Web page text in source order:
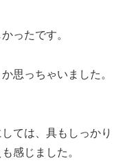
ったです。
思っちゃいました。
ては、具もしっかり
感じました。